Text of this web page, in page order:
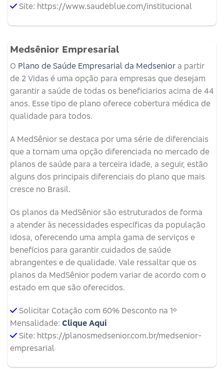
Site: https://www.saudeblue.com/institucional
Medsênior Empresarial
O Plano de Saúde Empresarial da Medsenior a partir
de 2 Vidas é uma opção para empresas que desejam
garantir a saúde de todas os beneficiarios acima de 44
anos. Esse tipo de plano oferece cobertura médica de
qualidade para todos.
A MedSênior se destaca por uma série de diferenciais
que a tornam uma opção diferenciada no mercado de
planos de saúde para a terceira idade, a seguir, estão
alguns dos principais diferenciais do plano que mais
cresce no Brasil.
Os planos da MedSênior são estruturados de forma
a atender às necessidades específicas da população
idosa, oferecendo uma ampla gama de serviços e
benefícios para garantir cuidados de saúde
abrangentes e de qualidade. Vale ressaltar que os
planos da MedSênior podem variar de acordo com o
estado em que são oferecidos.
Solicitar Cotação com 60% Desconto na 1º
Mensalidade: Clique Aqui
Site: https://planosmedsenior.com.br/medsenior-
empresarial